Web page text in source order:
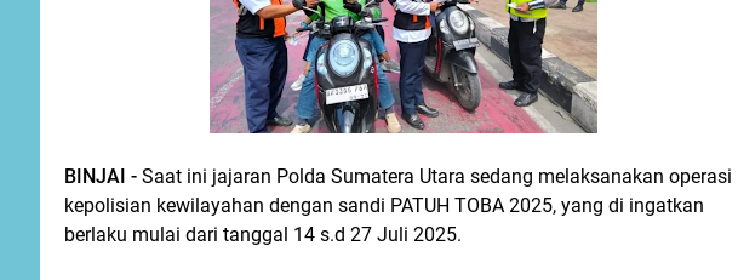
BINJAI - Saat ini jajaran Polda Sumatera Utara sedang melaksanakan operasi
kepolisian kewilayahan dengan sandi PATUH TOBA 2025, yang di ingatkan
berlaku mulai dari tanggal 14 s.d 27 Juli 2025.